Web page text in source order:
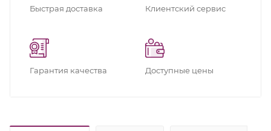
Быстрая доставка Клиентский сервис
Гарантия качества Доступные цены